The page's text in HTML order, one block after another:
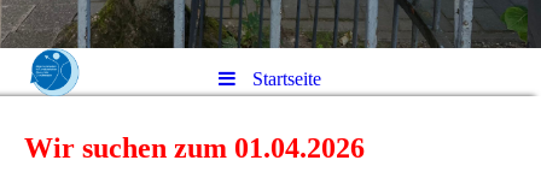
Startseite
Wir suchen zum 01.04.2026